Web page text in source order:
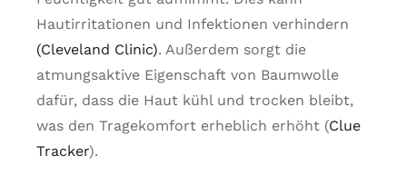
Hautirritationen und Infektionen verhindern
(Cleveland Clinic). Außerdem sorgt die
atmungsaktive Eigenschaft von Baumwolle
dafür, dass die Haut kühl und trocken bleibt,
was den Tragekomfort erheblich erhöht (Clue
Tracker)​.